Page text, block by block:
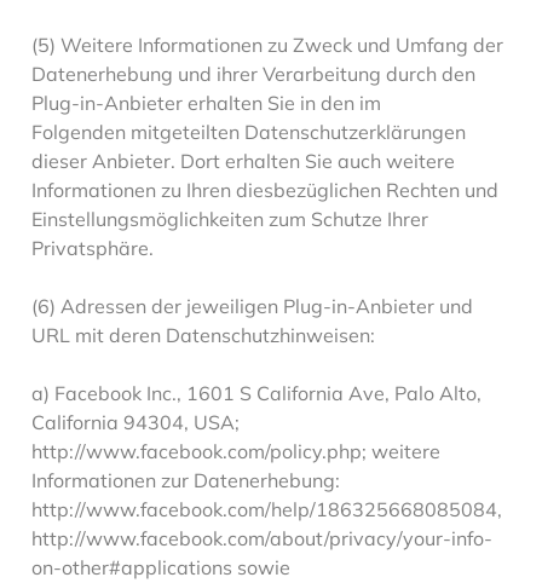
(5) Weitere Informationen zu Zweck und Umfang der
Datenerhebung und ihrer Verarbeitung durch den
Plug-in-Anbieter erhalten Sie in den im
Folgenden mitgeteilten Datenschutzerklärungen
dieser Anbieter. Dort erhalten Sie auch weitere
Informationen zu Ihren diesbezüglichen Rechten und
Einstellungsmöglichkeiten zum Schutze Ihrer
Privatsphäre.
(6) Adressen der jeweiligen Plug-in-Anbieter und
URL mit deren Datenschutzhinweisen:
a) Facebook Inc., 1601 S California Ave, Palo Alto,
California 94304, USA;
http://www.facebook.com/policy.php; weitere
Informationen zur Datenerhebung:
http://www.facebook.com/help/186325668085084,
http://www.facebook.com/about/privacy/your-info-
on-other#applications sowie